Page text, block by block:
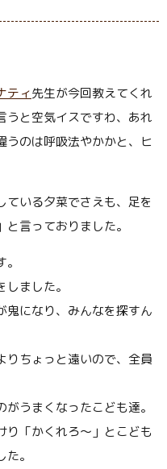
ティ先生が今回教えてくれ
うと空気イスですわ、あれ
うのは呼吸法やかかと、ヒ
ている夕菜でさえも、足を
言っておりました。
ました。
鬼になり、みんなを探すん
りちょっと遠いので、全員
うまくなったこども達。
り「かくれろ〜」とこども
。